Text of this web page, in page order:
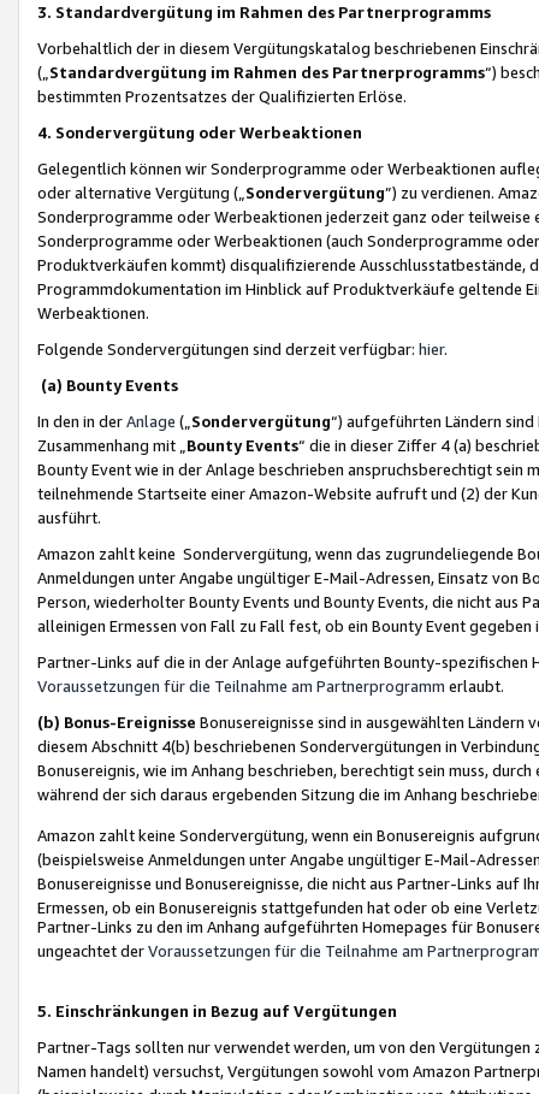
3. Standardvergütung im Rahmen des Partnerprogramms
Vorbehaltlich der in diesem Vergütungskatalog beschriebenen
(„ Standardvergütung im Rahmen des Partnerprogramms“)
bestimmten Prozentsatzes der Qualifizierten Erlöse.
4. Sondervergütung oder Werbeaktionen
Gelegentlich können wir Sonderprogramme oder Werbeaktionen
oder alternative Vergütung („ Sondervergütung”) zu verdienen.
Sonderprogramme oder Werbeaktionen jederzeit ganz oder
Sonderprogramme oder Werbeaktionen (auch Sonderprogramme
Produktverkäufen kommt) disqualifizierende Ausschlusstatbestände,
Programmdokumentation im Hinblick auf Produktverkäufe geltende
Werbeaktionen.
Folgende Sondervergütungen sind derzeit verfügbar: hier.
(a) Bounty Events
In den in derAnlage („ Sondervergütung“) aufgeführten Ländern
Zusammenhang mit „ Bounty Events“ die in dieser Ziffer 4 (a)
Bounty Event wie in der Anlage beschrieben anspruchsberechtigt sein
teilnehmende Startseite einer Amazon-Website aufruft und (2) der
ausführt.
Amazon zahlt keine Sondervergütung, wenn das zugrundeliegende
Anmeldungen unter Angabe ungültiger E-Mail-Adressen, Einsatz von
Person, wiederholter Bounty Events und Bounty Events, die nicht
alleinigen Ermessen von Fall zu Fall fest, ob ein Bounty Event
Partner-Links auf die in der Anlage aufgeführten Bounty-spezifischen
Voraussetzungen für die Teilnahme am Partnerprogramm erlaubt.
(b) Bonus-Ereignisse Bonusereignisse sind in ausgewählten Ländern
diesem Abschnitt 4(b) beschriebenen Sondervergütungen in
Bonusereignis, wie im Anhang beschrieben, berechtigt sein muss,
während der sich daraus ergebenden Sitzung die im Anhang
Amazon zahlt keine Sondervergütung, wenn ein Bonusereignis
(beispielsweise Anmeldungen unter Angabe ungültiger E-Mail-
Bonusereignisse und Bonusereignisse, die nicht aus Partner-Links auf
Ermessen, ob ein Bonusereignis stattgefunden hat oder ob eine
Partner-Links zu den im Anhang aufgeführten Homepages für
ungeachtet derVoraussetzungen für die Teilnahme am
5. Einschränkungen in Bezug auf Vergütungen
Partner-Tags sollten nur verwendet werden, um von den
Namen handelt) versuchst, Vergütungen sowohl vom Amazon